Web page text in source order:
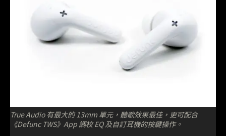
True Audio 有最大的 13mm 單元，聽歌效果最佳，更可配合
《Defunc TWS》App 調校 EQ 及自訂耳機的按鍵操作。